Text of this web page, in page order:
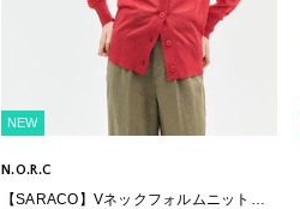
NEW
N.O.R.C
【SARACO】Vネックフォルムニットカ